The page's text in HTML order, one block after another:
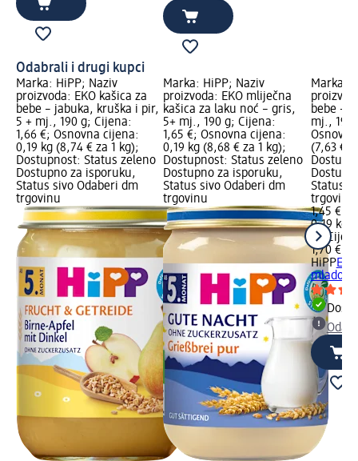
Odabrali i drugi kupci
Marka: HiPP; Naziv
proizvoda: EKO kašica za
bebe – jabuka, kruška i pir,
5 + mj., 190 g; Cijena:
1,66 €; Osnovna cijena:
0,19 kg (8,74 € za 1 kg);
Dostupnost: Status zeleno
Dostupno za isporuku,
Status sivo Odaberi dm
trgovinu
Marka: HiPP; Naziv
proizvoda: EKO mliječna
kašica za laku noć – gris,
5+ mj., 190 g; Cijena:
1,65 €; Osnovna cijena:
0,19 kg (8,68 € za 1 kg);
Dostupnost: Status zeleno
Dostupno za isporuku,
Status sivo Odaberi dm
trgovinu
Marka:
bebe –
mj., 190
(7,63 €
Status
trgovinu
1,45 €
0,19 kg
kg)
1,70 €
HiPP
mlado